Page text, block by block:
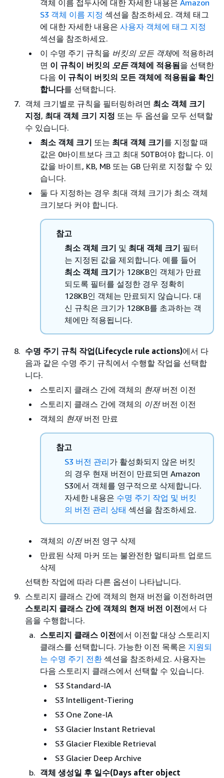
객체 이름 접두사에 대한 자세한 내용은 Amazon
S3 객체 이름 지정 섹션을 참조하세요. 객체 태그
에 대한 자세한 내용은 사용자 객체에 태그 지정
섹션을 참조하세요.
이 수명 주기 규칙을 버킷의 모든 객체에 적용하려
면 이 규칙이 버킷의 모든객체에 적용됨을 선택한
다음 이 규칙이 버킷의 모든 객체에 적용됨을 확인
합니다를 선택합니다.
객체 크기별로 규칙을 필터링하려면 최소 객체 크기
지정, 최대 객체 크기 지정 또는 두 옵션을 모두 선택할
수 있습니다.
최소 객체 크기 또는 최대 객체 크기를 지정할 때
값은 0바이트보다 크고 최대 50TB여야 합니다. 이
값을 바이트, KB, MB 또는 GB 단위로 지정할 수 있
습니다.
둘 다 지정하는 경우 최대 객체 크기가 최소 객체
크기보다 커야 합니다.
참고
최소 객체 크기 및 최대 객체 크기 필터
는 지정된 값을 제외합니다. 예를 들어
최소 객체 크기가 128KB인 객체가 만료
되도록 필터를 설정한 경우 정확히
128KB인 객체는 만료되지 않습니다. 대
신 규칙은 크기가 128KB를 초과하는 객
체에만 적용됩니다.
수명 주기 규칙 작업(Lifecycle rule actions)에서 다
음과 같은 수명 주기 규칙에서 수행할 작업을 선택합
니다.
스토리지 클래스 간에 객체의 현재버전 이전
스토리지 클래스 간에 객체의 이전버전 이전
객체의 현재버전 만료
참고
S3 버전 관리가 활성화되지 않은 버킷
의 경우 현재 버전이 만료되면 Amazon
S3에서 객체를 영구적으로 삭제합니다.
자세한 내용은 수명 주기 작업 및 버킷
의 버전 관리 상태 섹션을 참조하세요.
객체의 이전버전 영구 삭제
만료된 삭제 마커 또는 불완전한 멀티파트 업로드
삭제
선택한 작업에 따라 다른 옵션이 나타납니다.
스토리지 클래스 간에 객체의 현재 버전을 이전하려면
스토리지 클래스 간에 객체의 현재 버전 이전에서 다
음을 수행합니다.
스토리지 클래스 이전에서 이전할 대상 스토리지
클래스를 선택합니다. 가능한 이전 목록은 지원되
는 수명 주기 전환 섹션을 참조하세요. 사용자는
다음 스토리지 클래스에서 선택할 수 있습니다.
S3 Standard-IA
S3 Intelligent-Tiering
S3 One Zone-IA
S3 Glacier Instant Retrieval
S3 Glacier Flexible Retrieval
S3 Glacier Deep Archive
객체 생성일 후 일수(Days after object